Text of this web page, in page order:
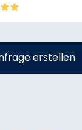
erstellen